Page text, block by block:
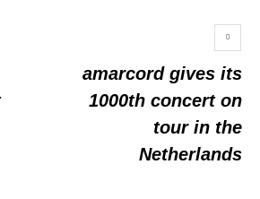
amarcord gives its
1000th concert on
tour in the
Netherlands